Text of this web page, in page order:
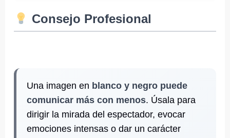
Consejo Profesional
Una imagen en blanco y negro puede
comunicar más con menos. Úsala para
dirigir la mirada del espectador, evocar
emociones intensas o dar un carácter